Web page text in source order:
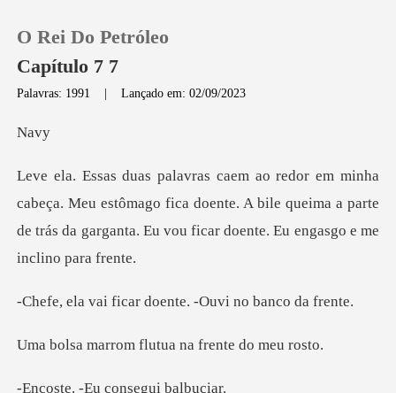
Loja
Histórico
Baixar App
O Rei Do Petróleo
Capítulo 7 7
Palavras: 1991 |Lançado em: 02/09/2023
a
eu estômago fica doente. A bile queima a parte
de trás da garg
car doente. -Ouvi
m flutua na fre
Eu consegui